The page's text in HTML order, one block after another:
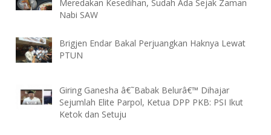
Meredakan Kesedihan, Sudah Ada Sejak Zaman
Nabi SAW
Brigjen Endar Bakal Perjuangkan Haknya Lewat
PTUN
Giring Ganesha â€˜Babak Belurâ€™ Dihajar
Sejumlah Elite Parpol, Ketua DPP PKB: PSI Ikut
Ketok dan Setuju